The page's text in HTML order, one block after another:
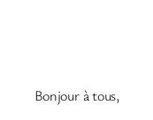
Bonjour à tous,